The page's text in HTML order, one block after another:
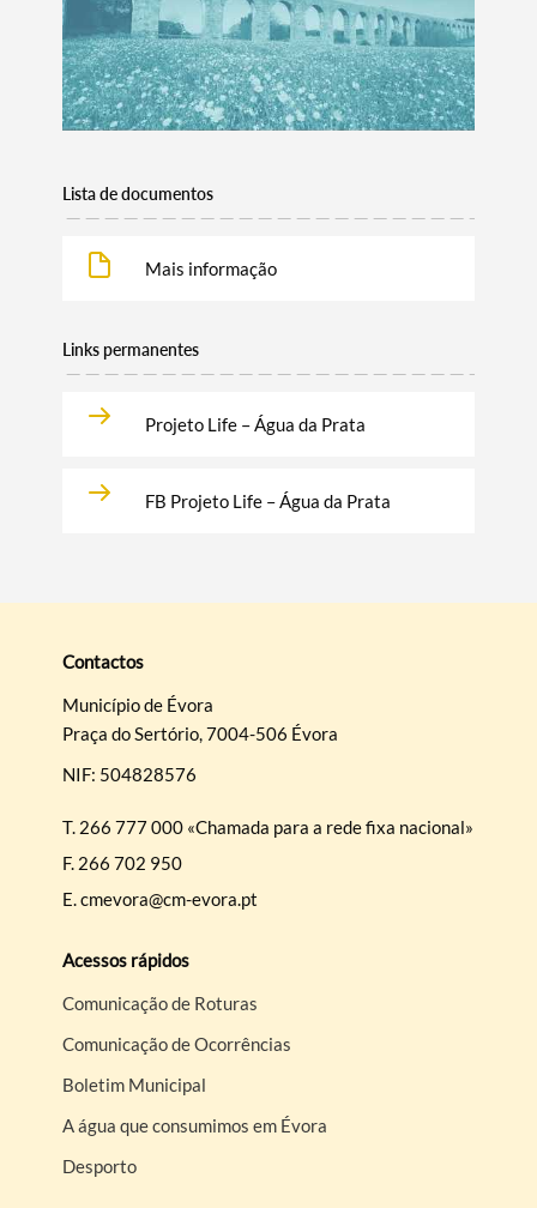
Lista de documentos
Mais informação
Links permanentes
Projeto Life – Água da Prata
FB Projeto Life – Água da Prata
Contactos
Município de Évora
Praça do Sertório, 7004-506 Évora
NIF: 504828576
T. 266 777 000 «Chamada para a rede fixa nacional»
F. 266 702 950
E.cmevora@cm-evora.pt
Acessos rápidos
Comunicação de Roturas
Comunicação de Ocorrências
Boletim Municipal
A água que consumimos em Évora
Desporto